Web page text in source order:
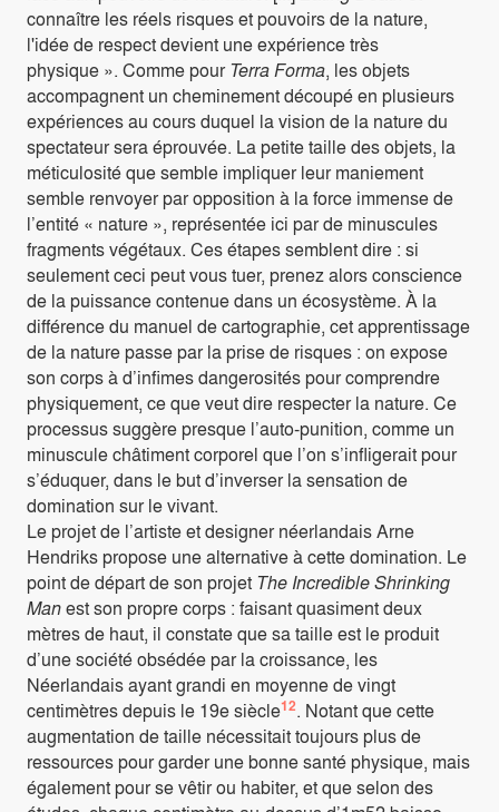
connaître les réels risques et pouvoirs de la nature,
l'idée de respect devient une expérience très
physique ». Comme pour Terra Forma, les objets
accompagnent un cheminement découpé en plusieurs
expériences au cours duquel la vision de la nature du
spectateur sera éprouvée. La petite taille des objets, la
méticulosité que semble impliquer leur maniement
semble renvoyer par opposition à la force immense de
l’entité « nature », représentée ici par de minuscules
fragments végétaux. Ces étapes semblent dire : si
seulement ceci peut vous tuer, prenez alors conscience
de la puissance contenue dans un écosystème. À la
différence du manuel de cartographie, cet apprentissage
de la nature passe par la prise de risques : on expose
son corps à d’infimes dangerosités pour comprendre
physiquement, ce que veut dire respecter la nature. Ce
processus suggère presque l’auto-punition, comme un
minuscule châtiment corporel que l’on s’infligerait pour
s’éduquer, dans le but d’inverser la sensation de
domination sur le vivant.
Le projet de l’artiste et designer néerlandais Arne
Hendriks propose une alternative à cette domination. Le
point de départ de son projet The Incredible Shrinking
Manest son propre corps : faisant quasiment deux
mètres de haut, il constate que sa taille est le produit
d’une société obsédée par la croissance, les
Néerlandais ayant grandi en moyenne de vingt
centimètres depuis le 19e siècle12. Notant que cette
augmentation de taille nécessitait toujours plus de
ressources pour garder une bonne santé physique, mais
également pour se vêtir ou habiter, et que selon des